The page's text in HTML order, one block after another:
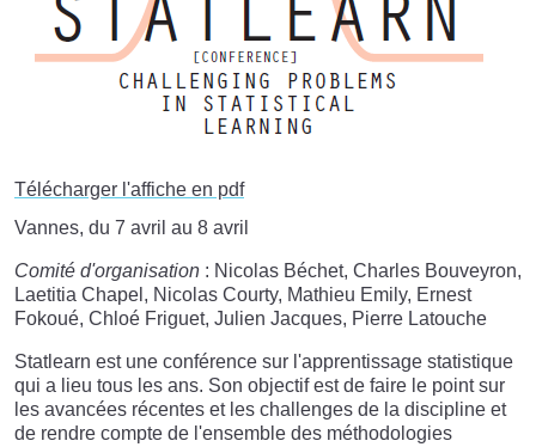
Télécharger l'affiche en pdf
Vannes, du 7 avril au 8 avril
Comité d'organisation : Nicolas Béchet, Charles Bouveyron,
Laetitia Chapel, Nicolas Courty, Mathieu Emily, Ernest
Fokoué, Chloé Friguet, Julien Jacques, Pierre Latouche
Statlearn est une conférence sur l'apprentissage statistique
qui a lieu tous les ans. Son objectif est de faire le point sur
les avancées récentes et les challenges de la discipline et
de rendre compte de l'ensemble des méthodologies